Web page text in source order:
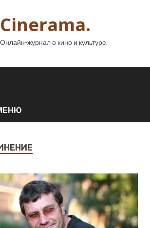
Cinerama.
Онлайн-журнал о кино и культуре.